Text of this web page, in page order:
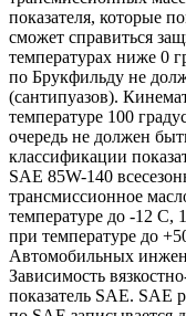
показателя, которые
сможет справиться
температурах ниже 0
по Брукфильду не
(сантипуазов).
температуре 100
очередь не должен
классификации
SAE 85W-140
трансмиссионное
температуре до -12 С,
при температуре до
Автомобильных
Зависимость
показатель SAE. SAE